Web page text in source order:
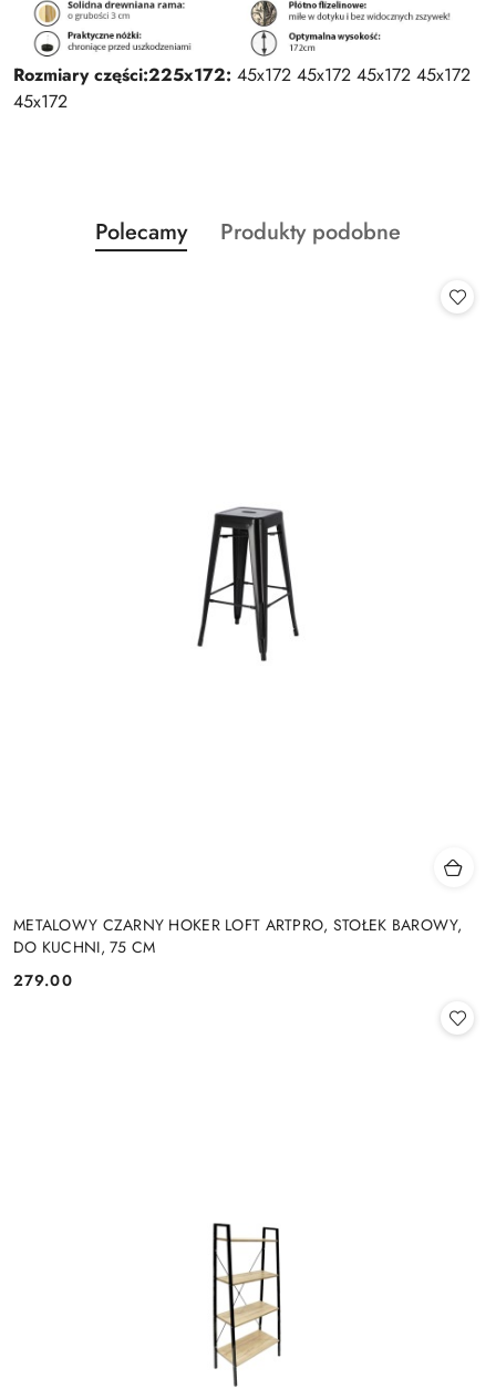
Rozmiary części:225x172: 45x172 45x172 45x172 45x172
45x172
Pomiń karuzelę produktów
Produkty
o
Polecamy
Produkty
Produkty podobne
METALOWY CZARNY HOKER LOFT ARTPRO, STOŁEK BAROWY,
DO KUCHNI, 75 CM
Cena:
279.00